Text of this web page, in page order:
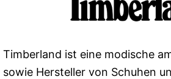
Timberland ist eine modische
sowie Hersteller von Schuhen